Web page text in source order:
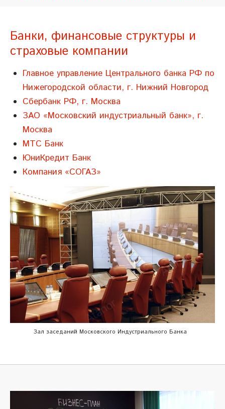
Банки, финансовые структуры и
страховые компании
Главное управление Центрального банка РФ по
Нижегородской области, г. Нижний Новгород
Сбербанк РФ, г. Москва
ЗАО «Московский индустриальный банк», г.
Москва
МТС Банк
ЮниКредит Банк
Компания «СОГАЗ»
Зал заседаний Московского Индустриального Банка